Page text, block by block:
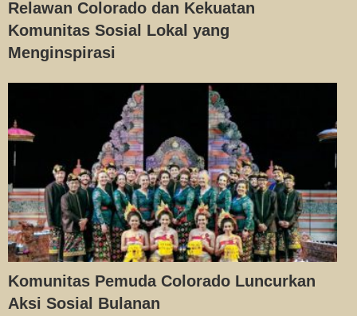
Relawan Colorado dan Kekuatan
Komunitas Sosial Lokal yang
Menginspirasi
Komunitas Pemuda Colorado Luncurkan
Aksi Sosial Bulanan